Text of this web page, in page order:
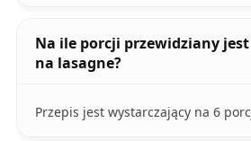
Na ile porcji przewidziany
na lasagne?
Przepis jest wystarczający na 6